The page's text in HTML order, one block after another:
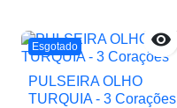
Esgotado 
PULSEIRA OLHO
TURQUIA - 3 Corações